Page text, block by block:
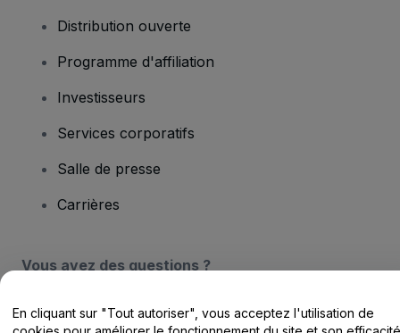
Distribution ouverte
Programme d'affiliation
Investisseurs
Services corporatifs
Salle de presse
Carrières
Vous avez des questions ?
Centre d'assistance / Nous contacter
En cliquant sur "Tout autoriser", vous acceptez l'utilisation de